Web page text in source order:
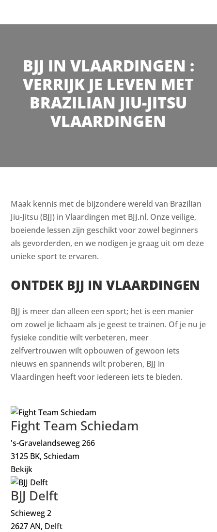
BJJ IN VLAARDINGEN :
VERRIJK JE LEVEN MET
BRAZILIAN JIU-JITSU
VLAARDINGEN
Maak kennis met de bijzondere wereld van Brazilian
Jiu-Jitsu (BJJ) in Vlaardingen met BJJ.nl. Onze veilige,
boeiende lessen zijn geschikt voor zowel beginners
als gevorderden, en we nodigen je graag uit om deze
unieke sport te ervaren.
ONTDEK BJJ IN VLAARDINGEN
BJJ is meer dan alleen een sport; het is een manier
om zowel je lichaam als je geest te trainen. Of je nu je
fysieke conditie wilt verbeteren, meer
zelfvertrouwen wilt opbouwen of gewoon iets
nieuws en spannends wilt proberen, BJJ in
Vlaardingen heeft voor iedereen iets te bieden.
Fight Team Schiedam
's-Gravelandseweg 266
3125 BK, Schiedam
Bekijk
BJJ Delft
Schieweg 2
2627 AN, Delft